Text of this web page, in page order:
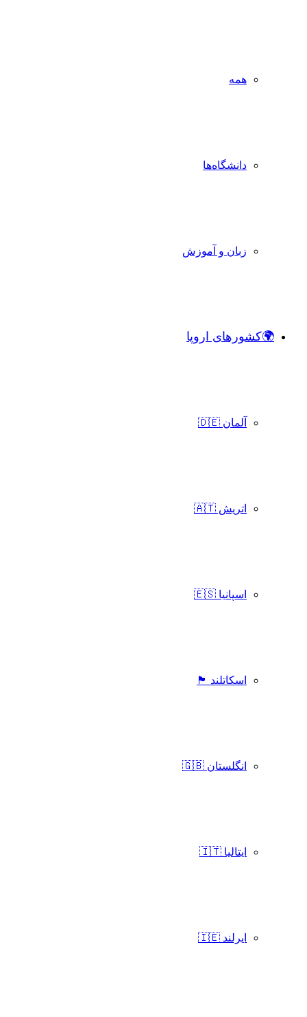
همه
دانشگاه‌ها
زبان و آموزش
🌍کشورهای اروپا
آلمان 🇩🇪
اتریش 🇦🇹
اسپانیا 🇪🇸
اسکاتلند 🏴󠁧󠁢󠁳󠁣󠁴󠁿
انگلستان 🇬🇧
ایتالیا 🇮🇹
ایرلند 🇮🇪